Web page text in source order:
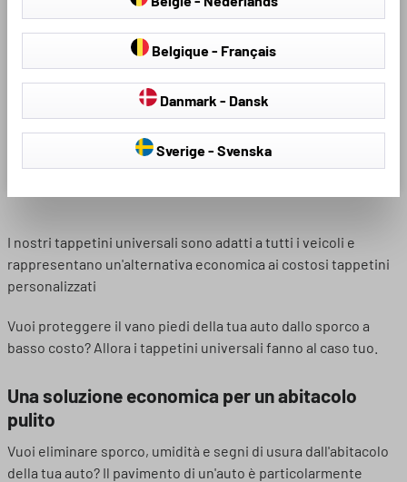
molti tipi e modelli di veicoli
Materiale resistente, repellente
Il retro antiscivolo garantisce
una tenuta sicura durante la
12,95 €
molti tipi e modelli di veicoli
allo sporco, facile da pulire
Il retro antiscivolo garantisce
una tenuta sicura durante la
14,95 €
I nostri tappetini universali sono adatti a tutti i veicoli e
rappresentano un'alternativa economica ai costosi tappetini
personalizzati
Vuoi proteggere il vano piedi della tua auto dallo sporco a
basso costo? Allora i tappetini universali fanno al caso tuo.
Una soluzione economica per un abitacolo
pulito
Vuoi eliminare sporco, umidità e segni di usura dall'abitacolo
della tua auto? Il pavimento di un'auto è particolarmente
Belgique - Français
Danmark - Dansk
Sverige - Svenska